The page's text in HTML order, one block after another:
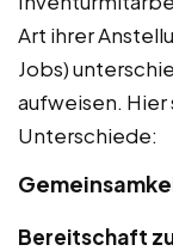
Art ihrer
Jobs)
aufweisen.
Unterschiede:
Bereitschaft